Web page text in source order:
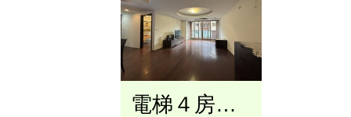
電梯４房坡平車位